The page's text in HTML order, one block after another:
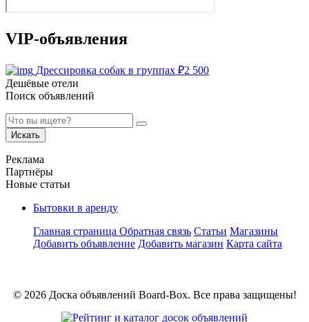
VIP-объявления
Дрессировка собак в группах ₽2 500
Дешёвые отели
Поиск объявлений
Искать
Реклама
Партнёры
Новые статьи
Бытовки в аренду
Главная страница Обратная связь Статьи Магазины
Добавить объявление Добавить магазин Карта сайта
© 2026 Доска объявлений Board-Box. Все права защищены!